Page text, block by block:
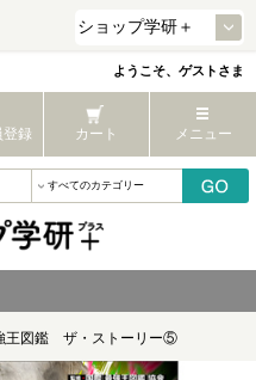
ようこそ、ゲストさま
登録 カート メニュー
王図鑑 ザ・ストーリー⑤